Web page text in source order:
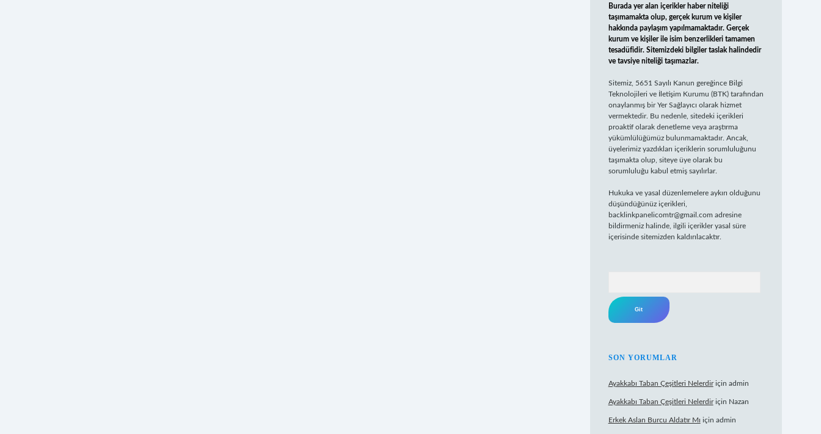
Burada yer alan içerikler haber niteliği
taşımamakta olup, gerçek kurum ve kişiler
hakkında paylaşım yapılmamaktadır. Gerçek
kurum ve kişiler ile isim benzerlikleri tamamen
tesadüfidir. Sitemizdeki bilgiler taslak halindedir
ve tavsiye niteliği taşımazlar.
Sitemiz, 5651 Sayılı Kanun gereğince Bilgi
Teknolojileri ve İletişim Kurumu (BTK) tarafından
onaylanmış bir Yer Sağlayıcı olarak hizmet
vermektedir. Bu nedenle, sitedeki içerikleri
proaktif olarak denetleme veya araştırma
yükümlülüğümüz bulunmamaktadır. Ancak,
üyelerimiz yazdıkları içeriklerin sorumluluğunu
taşımakta olup, siteye üye olarak bu
sorumluluğu kabul etmiş sayılırlar.
Hukuka ve yasal düzenlemelere aykırı olduğunu
düşündüğünüz içerikleri,
backlinkpanelicomtr@gmail.com adresine
bildirmeniz halinde, ilgili içerikler yasal süre
içerisinde sitemizden kaldırılacaktır.
SON YORUMLAR
Ayakkabı Taban Çeşitleri Nelerdiriçin admin
Ayakkabı Taban Çeşitleri Nelerdiriçin Nazan
Erkek Aslan Burcu Aldatır Mı için admin